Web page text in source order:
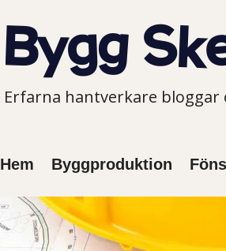
Erfarna hantverkare bloggar
Hem Byggproduktion